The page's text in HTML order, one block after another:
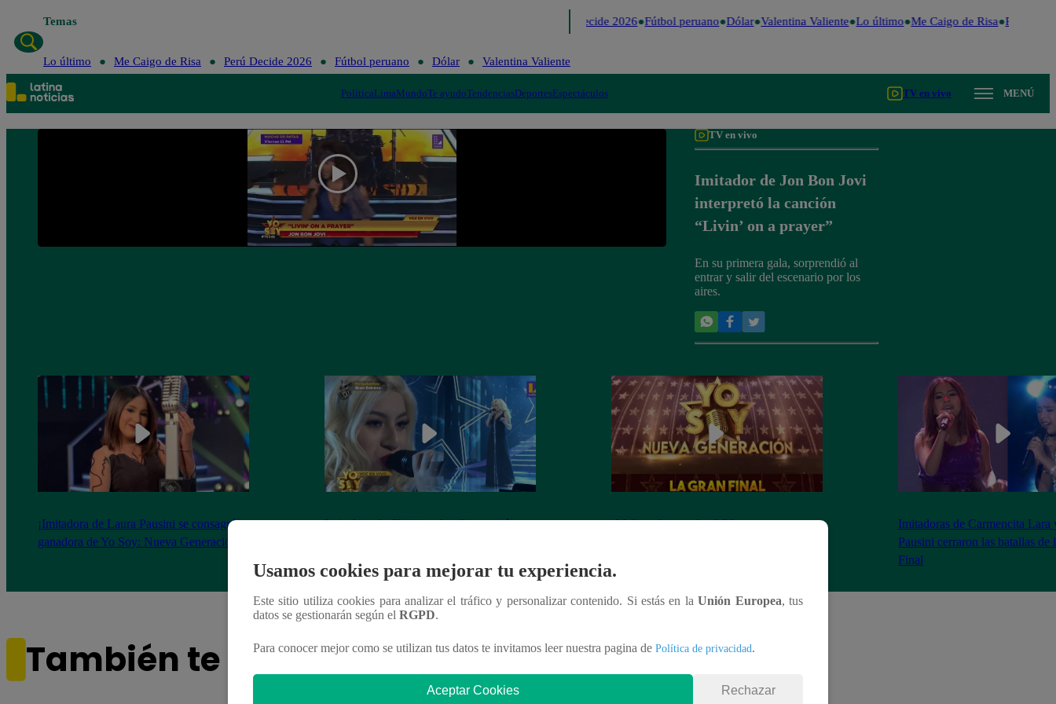
Temas Perú Decide 2026 Fútbol peruano Dólar Valentina Valiente Lo último Me Caigo de Risa Perú
Lo último Me Caigo de Risa Perú Decide 2026 Fútbol peruano Dólar Valentina Valiente
PolíticaLimaMundoTe ayudoTendenciasDeportesEspectáculos TV en vivo MENÚ
TV en vivo
Imitador de Jon Bon Jovi
interpretó la canción
“Livin’ on a prayer”
En su primera gala, sorprendió al
entrar y salir del escenario por los
aires.
¡Imitadora de Laura Pausini se consagró
ganadora de Yo Soy: Nueva Generación!
Imitadora de Christina Aguilera cantó
¡Mañana lunes a las 8:20 pm conoceremos
Imitadoras de Carmencita Lara
Pausini cerraron las batallas de
Final
También te puede interesar
Usamos cookies para mejorar tu experiencia.
Este sitio utiliza cookies para analizar el tráfico y personalizar contenido. Si estás en laUnión Europea, tus
datos se gestionarán según el RGPD.
Para conocer mejor como se utilizan tus datos te invitamos leer nuestra pagina de Política de privacidad.
Aceptar Cookies Rechazar